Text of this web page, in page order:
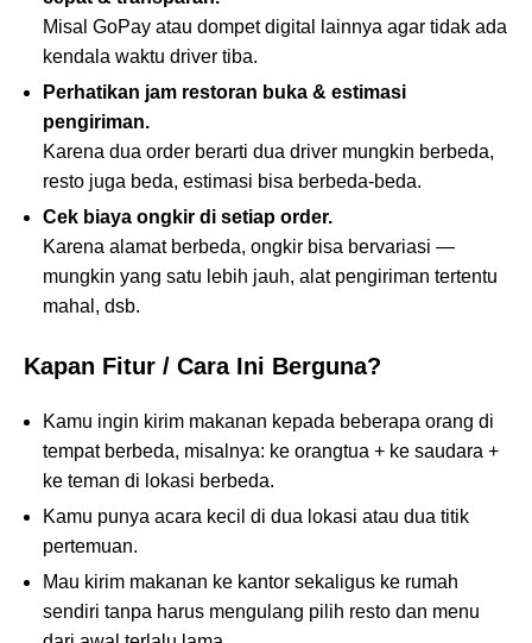
Misal GoPay atau dompet digital lainnya agar tidak ada
kendala waktu driver tiba.
Perhatikan jam restoran buka & estimasi
pengiriman.
Karena dua order berarti dua driver mungkin berbeda,
resto juga beda, estimasi bisa berbeda-beda.
Cek biaya ongkir di setiap order.
Karena alamat berbeda, ongkir bisa bervariasi —
mungkin yang satu lebih jauh, alat pengiriman tertentu
mahal, dsb.
Kapan Fitur / Cara Ini Berguna?
Kamu ingin kirim makanan kepada beberapa orang di
tempat berbeda, misalnya: ke orangtua + ke saudara +
ke teman di lokasi berbeda.
Kamu punya acara kecil di dua lokasi atau dua titik
pertemuan.
Mau kirim makanan ke kantor sekaligus ke rumah
sendiri tanpa harus mengulang pilih resto dan menu